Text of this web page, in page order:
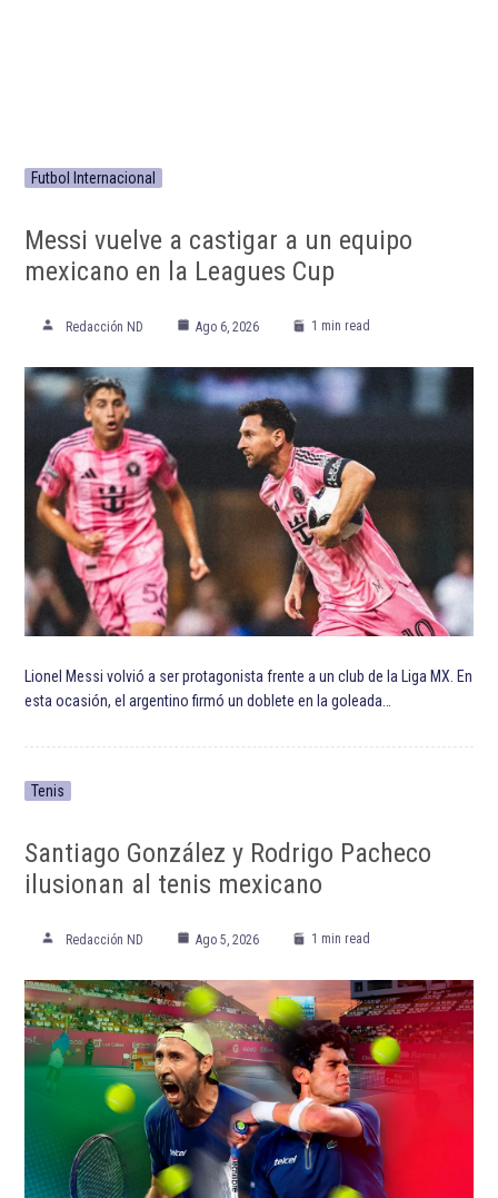
Futbol Internacional
Messi vuelve a castigar a un equipo
mexicano en la Leagues Cup
Redacción ND Ago 6, 2026 1 min read
Lionel Messi volvió a ser protagonista frente a un club de la Liga MX. En
esta ocasión, el argentino firmó un doblete en la goleada…
Tenis
Santiago González y Rodrigo Pacheco
ilusionan al tenis mexicano
Redacción ND Ago 5, 2026 1 min read